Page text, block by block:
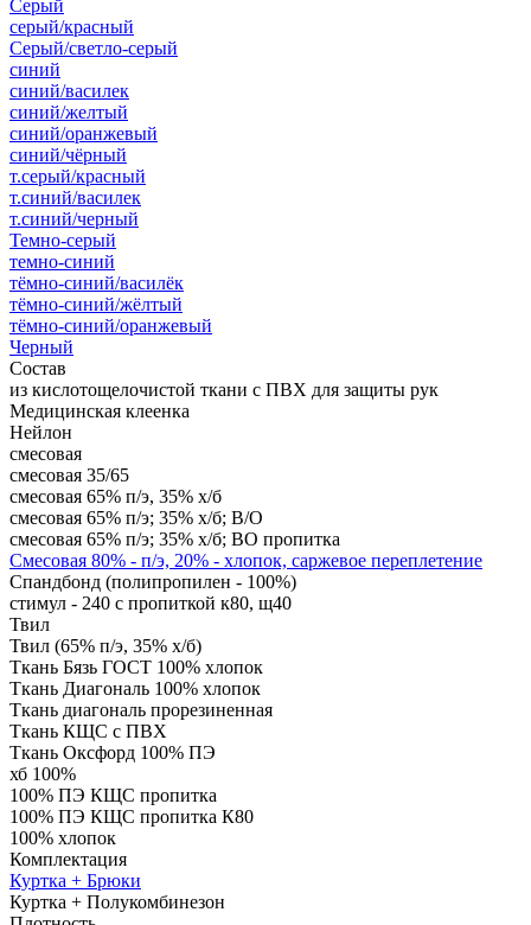
Серый
серый/красный
Серый/светло-серый
синий
синий/василек
синий/желтый
синий/оранжевый
синий/чёрный
т.серый/красный
т.синий/василек
т.синий/черный
Темно-серый
темно-синий
тёмно-синий/василёк
тёмно-синий/жёлтый
тёмно-синий/оранжевый
Черный
Состав
из кислотощелочистой ткани с ПВХ для защиты рук
Медицинская клеенка
Нейлон
смесовая
смесовая 35/65
смесовая 65% п/э, 35% х/б
смесовая 65% п/э; 35% х/б; В/О
смесовая 65% п/э; 35% х/б; ВО пропитка
Смесовая 80% - п/э, 20% - хлопок, саржевое переплетение
Спандбонд (полипропилен - 100%)
стимул - 240 с пропиткой к80, щ40
Твил
Твил (65% п/э, 35% х/б)
Ткань Бязь ГОСТ 100% хлопок
Ткань Диагональ 100% хлопок
Ткань диагональ прорезиненная
Ткань КЩС с ПВХ
Ткань Оксфорд 100% ПЭ
хб 100%
100% ПЭ КЩС пропитка
100% ПЭ КЩС пропитка К80
100% хлопок
Комплектация
Куртка + Брюки
Куртка + Полукомбинезон